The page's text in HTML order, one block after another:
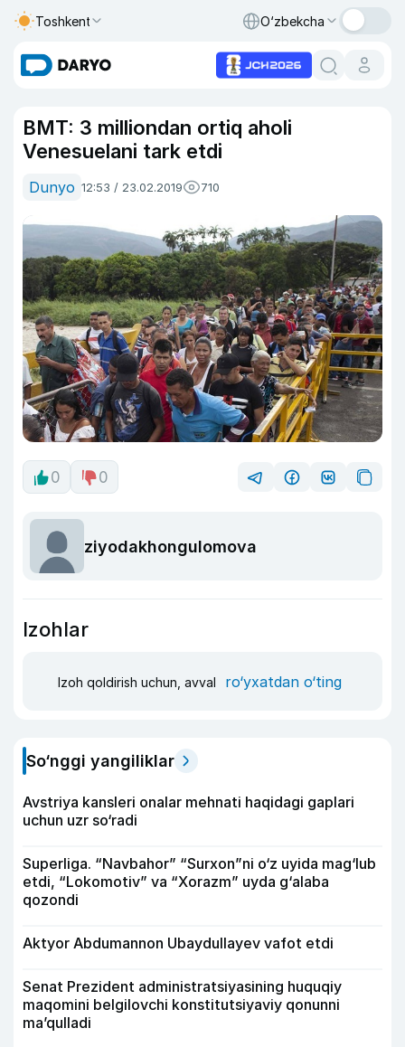
Toshkent O‘zbekcha
BMT: 3 milliondan ortiq aholi
Venesuelani tark etdi
Dunyo 12:53 / 23.02.2019 710
0 0
ziyodakhongulomova
Izohlar
Izoh qoldirish uchun, avval ro‘yxatdan o‘ting
So‘nggi yangiliklar
Avstriya kansleri onalar mehnati haqidagi gaplari
uchun uzr so‘radi
Superliga. “Navbahor” “Surxon”ni o‘z uyida mag‘lub
etdi, “Lokomotiv” va “Xorazm” uyda g‘alaba
qozondi
Aktyor Abdu­mannon Ubaydullayev vafot etdi
Senat Prezident administratsiyasining huquqiy
maqomini belgilovchi konstitutsiyaviy qonunni
ma’qulladi